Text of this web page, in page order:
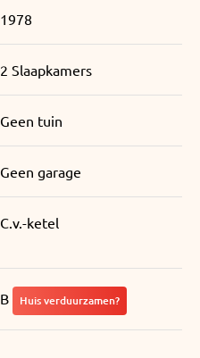
1978
2 Slaapkamers
Geen tuin
Geen garage
C.v.-ketel
B Huis verduurzamen?